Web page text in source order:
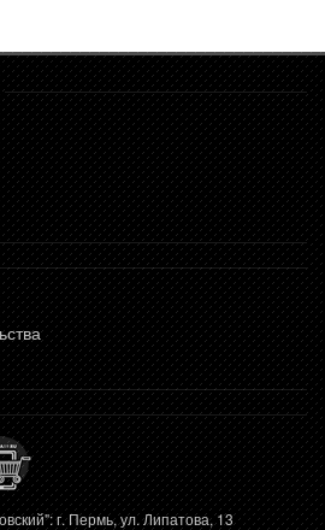
г. Пермь, ул. Липатова, 13